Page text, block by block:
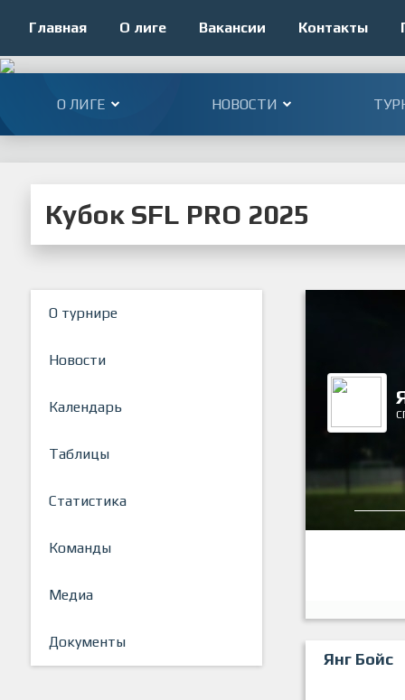
Главная О лиге Вакансии Контакты
О ЛИГЕ НОВОСТИ
Кубок SFL PRO 2025
О турнире
Новости
Календарь
Таблицы
Статистика
Команды
Медиа
Документы
Янг Бойс